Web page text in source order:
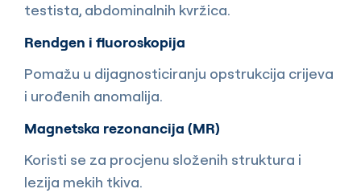
testista, abdominalnih kvržica.
Rendgen i fluoroskopija
Pomažu u dijagnosticiranju opstrukcija crijeva
i urođenih anomalija.
Magnetska rezonancija (MR)
Koristi se za procjenu složenih struktura i
lezija mekih tkiva.